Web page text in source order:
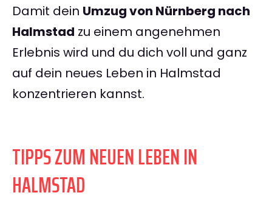
Damit dein Umzug von Nürnberg nach
Halmstad zu einem angenehmen
Erlebnis wird und du dich voll und ganz
auf dein neues Leben in Halmstad
konzentrieren kannst.
TIPPS ZUM NEUEN LEBEN IN
HALMSTAD